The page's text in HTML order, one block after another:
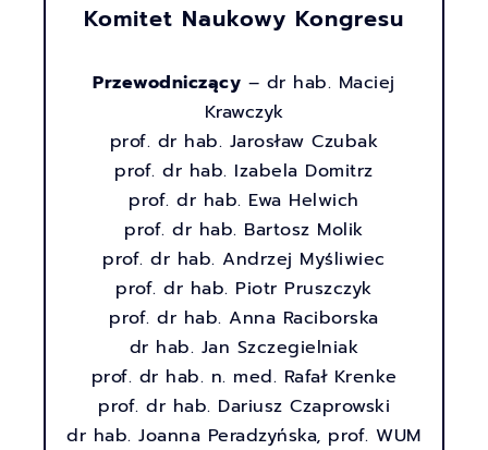
Komitet Naukowy Kongresu
Przewodniczący – dr hab. Maciej
Krawczyk
prof. dr hab. Jarosław Czubak
prof. dr hab. Izabela Domitrz
prof. dr hab. Ewa Helwich
prof. dr hab. Bartosz Molik
prof. dr hab. Andrzej Myśliwiec
prof. dr hab. Piotr Pruszczyk
prof. dr hab. Anna Raciborska
dr hab. Jan Szczegielniak
prof. dr hab. n. med. Rafał Krenke
prof. dr hab. Dariusz Czaprowski
dr hab. Joanna Peradzyńska, prof. WUM